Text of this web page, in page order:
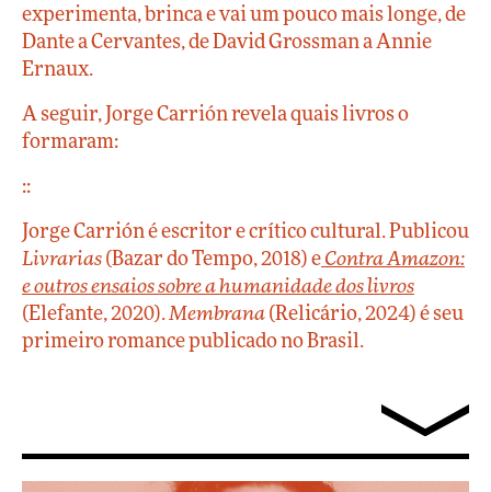
experimenta, brinca e vai um pouco mais longe, de
Dante a Cervantes, de David Grossman a Annie
Ernaux.
A seguir, Jorge Carrión revela quais livros o
formaram:
::
Jorge Carrión é escritor e crítico cultural. Publicou
Livrarias (Bazar do Tempo, 2018) e Contra Amazon:
e outros ensaios sobre a humanidade dos livros
(Elefante, 2020).Membrana (Relicário, 2024) é seu
primeiro romance publicado no Brasil.